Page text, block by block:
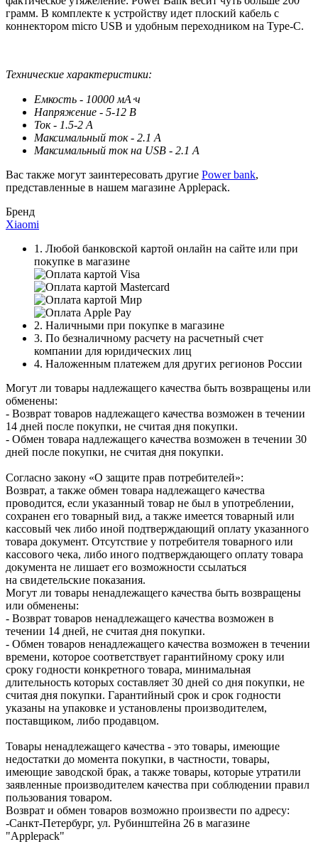
грамм. В комплекте к устройству идет плоский кабель с
коннектором micro USB и удобным переходником на Type-C.
Технические характеристики:
Емкость - 10000 мА⋅ч
Напряжение - 5-12 В
Ток - 1.5-2 А
Максимальный ток - 2.1 А
Максимальный ток на USB - 2.1 А
Вас также могут заинтересовать другие Power bank,
представленные в нашем магазине Applepack.
Бренд
Xiaomi
1. Любой банковской картой онлайн на сайте или при
покупке в магазине
2. Наличными при покупке в магазине
3. По безналичному расчету на расчетный счет
компании для юридических лиц
4. Наложенным платежем для других регионов России
Могут ли товары надлежащего качества быть возвращены или
обменены:
- Возврат товаров надлежащего качества возможен в течении
14 дней после покупки, не считая дня покупки.
- Обмен товара надлежащего качества возможен в течении 30
дней после покупки, не считая дня покупки.
Согласно закону «О защите прав потребителей»:
Возврат, а также обмен товара надлежащего качества
проводится, если указанный товар не был в употреблении,
сохранен его товарный вид, а также имеется товарный или
кассовый чек либо иной подтверждающий оплату указанного
товара документ. Отсутствие у потребителя товарного или
кассового чека, либо иного подтверждающего оплату товара
документа не лишает его возможности ссылаться
на свидетельские показания.
Могут ли товары ненадлежащего качества быть возвращены
или обменены:
- Возврат товаров ненадлежащего качества возможен в
течении 14 дней, не считая дня покупки.
- Обмен товаров ненадлежащего качества возможен в течении
времени, которое соответствует гарантийному сроку или
сроку годности конкретного товара, минимальная
длительность которых составляет 30 дней со дня покупки, не
считая дня покупки. Гарантийный срок и срок годности
указаны на упаковке и установлены производителем,
поставщиком, либо продавцом.
Товары ненадлежащего качества - это товары, имеющие
недостатки до момента покупки, в частности, товары,
имеющие заводской брак, а также товары, которые утратили
заявленные производителем качества при соблюдении правил
пользования товаром.
Возврат и обмен товаров возможно произвести по адресу:
-Санкт-Петербург, ул. Рубинштейна 26 в магазине
"Applepack"